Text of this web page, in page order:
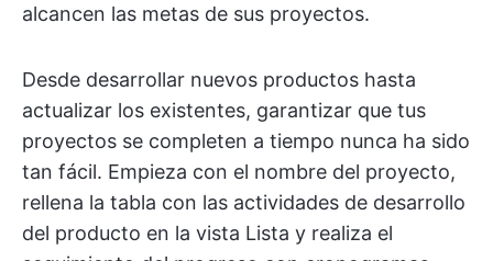
alcancen las metas de sus proyectos.
Desde desarrollar nuevos productos hasta
actualizar los existentes, garantizar que tus
proyectos se completen a tiempo nunca ha sido
tan fácil. Empieza con el nombre del proyecto,
rellena la tabla con las actividades de desarrollo
del producto en la vista Lista y realiza el